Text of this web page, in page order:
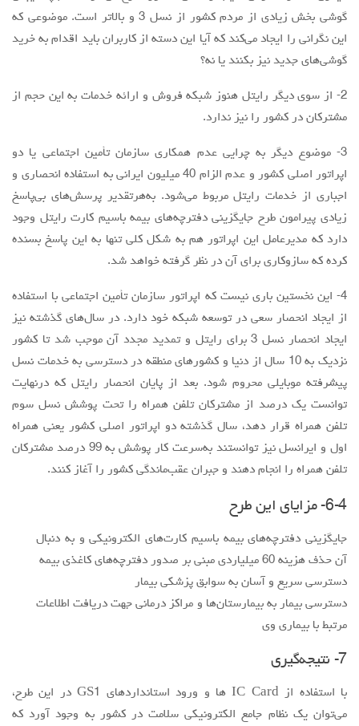
اپراتور اصلی کشور و عدم الزام 40 میلیون ایرانی به استفاده انحصاری و
اجباری از خدمات رایتل مربوط می‌شود. به‌هرتقدیر پرسش‌های بی‌پاسخ
زیادی پیرامون طرح جایگزینی دفترچه‌های بیمه باسیم کارت رایتل وجود
کرده که سازوکاری برای آن در نظر گرفته خواهد شد.
از ایجاد انحصار سعی در توسعه شبکه خود دارد. در سال‌های گذشته نیز
ایجاد انحصار نسل 3 برای رایتل و تمدید مجدد آن موجب شد تا کشور
نزدیک به 10 سال از دنیا و کشورهای منطقه در دسترسی به خدمات نسل
پیشرفته موبایلی محروم شود. بعد از پایان انحصار رایتل که درنهایت
توانست یک درصد از مشترکان تلفن همراه را تحت پوشش نسل سوم
تلفن همراه قرار دهد، سال گذشته دو اپراتور اصلی کشور یعنی همراه
تلفن همراه را انجام دهند و جبران عقب‌ماندگی کشور را آغاز کنند.
6-4- مزایای این طرح
جایگزینی دفترچه‌های بیمه باسیم کارت‌های الکترونیکی و به دنبال
آن حذف هزینه 60 میلیاردی مبنی بر صدور دفترچه‌های کاغذی بیمه
دسترسی سریع و آسان به سوابق پزشکی بیمار
دسترسی بیمار به بیمارستان‌ها و مراکز درمانی جهت دریافت اطلاعات
مرتبط با بیماری وی
7- نتیجه‌گیری
می‌توان یک نظام جامع الکترونیکی سلامت در کشور به وجود آورد که
عملیاتی شدن آن با یکپارچه‌سازی اطلاعات بیماران و سوابق بیماری آنان
منجر به تسهیل در ارائه خدمات درمانی به بیماران می‌شود. همچنین این
دستی سوابق پزشکی بیماران می‌شود.
بیمارستان‌ها و مراکز درمانی نیز می‌توانند با استفاده از استانداردهای
GS1 در حوزه اطلاعاتی این طرح، با یکدیگر در ارتباط بوده که منجر به بالا